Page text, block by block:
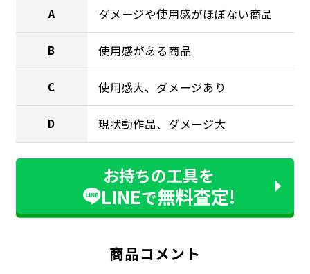
A ダメージや使用感がほぼない商品
B 使用感がある商品
C 使用感大、ダメージあり
D 現状動作品、ダメージ大
お持ちの工具を
LINEで無料査定!
商品コメント